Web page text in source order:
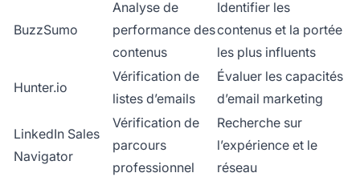
BuzzSumo
Analyse de
performance des
contenus
Identifier les
contenus et la portée
les plus influents
Hunter.io
Vérification de
listes d’emails
Évaluer les capacités
d’email marketing
LinkedIn Sales
Navigator
Vérification de
parcours
professionnel
Recherche sur
l’expérience et le
réseau